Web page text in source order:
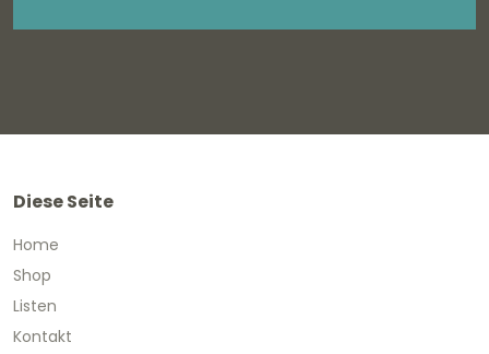
Diese Seite
Home
Shop
Listen
Kontakt